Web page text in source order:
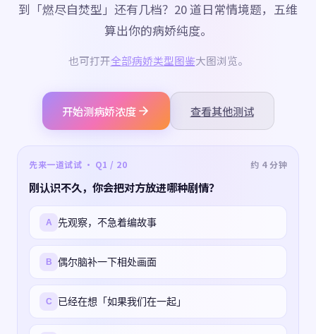
到「燃尽自焚型」还有几档？20 道日常情境题，五维
算出你的病娇纯度。
也可打开全部病娇类型图鉴大图浏览。
开始测病娇浓度 查看其他测试
先来一道试试 · Q1 / 20 约 4 分钟
刚认识不久，你会把对方放进哪种剧情？
A 先观察，不急着编故事
B 偶尔脑补一下相处画面
C 已经在想「如果我们在一起」